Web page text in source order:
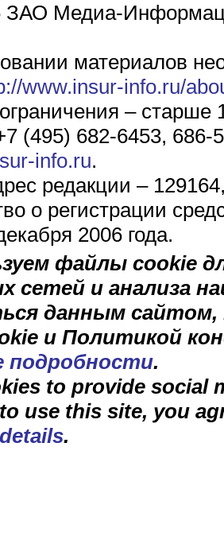
ЗАО Медиа-
материалов
www.insur-info.ru/
– старше
(495) 682-6453, 686-
info.ru.
редакции –
о регистрации
2006 года.
файлы cookie
сетей и анализа
данным
и Политикой
.
to provide social
use this site, you
.